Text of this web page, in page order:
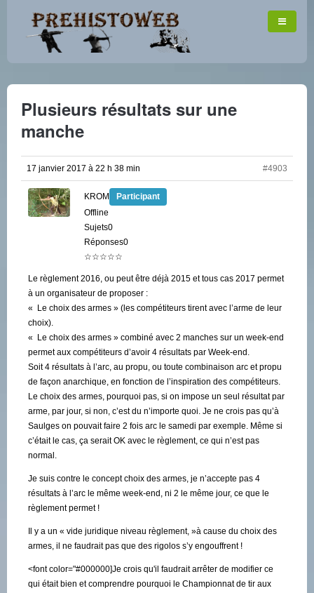
Plusieurs résultats sur une
manche
17 janvier 2017 à 22 h 38 min #4903
KROM
Participant
Offline
Sujets0
Réponses0
☆☆☆☆☆
Le règlement 2016, ou peut être déjà 2015 et tous cas 2017 permet
à un organisateur de proposer :
« Le choix des armes » (les compétiteurs tirent avec l’arme de leur
choix).
« Le choix des armes » combiné avec 2 manches sur un week-end
permet aux compétiteurs d’avoir 4 résultats par Week-end.
Soit 4 résultats à l’arc, au propu, ou toute combinaison arc et propu
de façon anarchique, en fonction de l’inspiration des compétiteurs.
Le choix des armes, pourquoi pas, si on impose un seul résultat par
arme, par jour, si non, c’est du n’importe quoi. Je ne crois pas qu’à
Saulges on pouvait faire 2 fois arc le samedi par exemple. Même si
c’était le cas, ça serait OK avec le règlement, ce qui n’est pas
normal.
Je suis contre le concept choix des armes, je n’accepte pas 4
résultats à l’arc le même week-end, ni 2 le même jour, ce que le
règlement permet !
Il y a un « vide juridique niveau règlement, »à cause du choix des
armes, il ne faudrait pas que des rigolos s’y engouffrent !
<font color="#000000]Je crois qu'il faudrait arrêter de modifier ce
qui était bien et comprendre pourquoi le Championnat de tir aux